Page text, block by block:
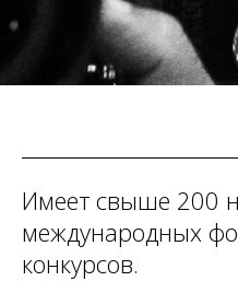
Имеет свыше 200
международных
конкурсов.